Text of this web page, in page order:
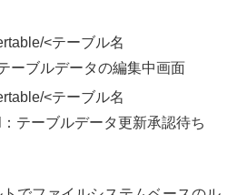
<テーブル名
ーブルデータの編集中画面
<テーブル名
テーブルデータ更新承認待ち